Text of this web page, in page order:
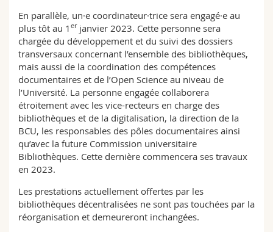
En parallèle, un·e coordinateur·trice sera engagé·e au
plus tôt au 1 erjanvier 2023. Cette personne sera
chargée du développement et du suivi des dossiers
transversaux concernant l’ensemble des bibliothèques,
mais aussi de la coordination des compétences
documentaires et de l’Open Science au niveau de
l’Université. La personne engagée collaborera
étroitement avec les vice-recteurs en charge des
bibliothèques et de la digitalisation, la direction de la
BCU, les responsables des pôles documentaires ainsi
qu’avec la future Commission universitaire
Bibliothèques. Cette dernière commencera ses travaux
en 2023.
Les prestations actuellement offertes par les
bibliothèques décentralisées ne sont pas touchées par la
réorganisation et demeureront inchangées.